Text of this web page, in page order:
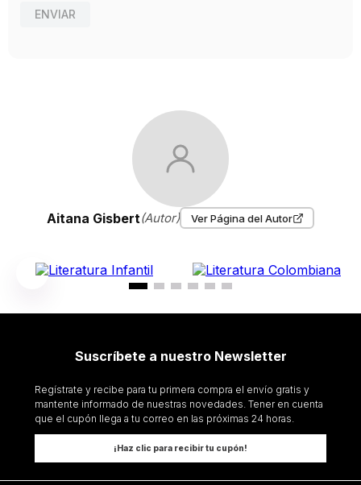
ENVIAR
Aitana Gisbert(Autor) Ver Página del Autor
Suscríbete a nuestro Newsletter
Regístrate y recibe para tu primera compra el envío gratis y
mantente informado de nuestras novedades. Tener en cuenta
que el cupón llega a tu correo en las próximas 24 horas.
¡Haz clic para recibir tu cupón!